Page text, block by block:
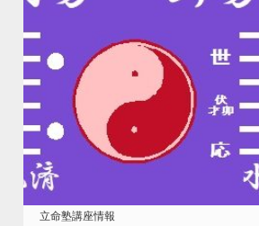
立命塾講座情報